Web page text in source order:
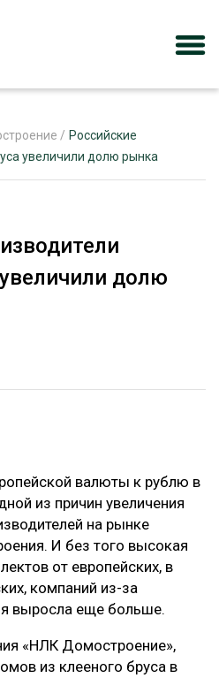
ПЛИТ
/ Российские
увеличили долю рынка
долю
валюты к рублю в
из причин увеличения
на рынке
И без того высокая
от европейских, в
компаний из-за
выросла еще больше.
«НЛК Домостроение»,
из клееного бруса в